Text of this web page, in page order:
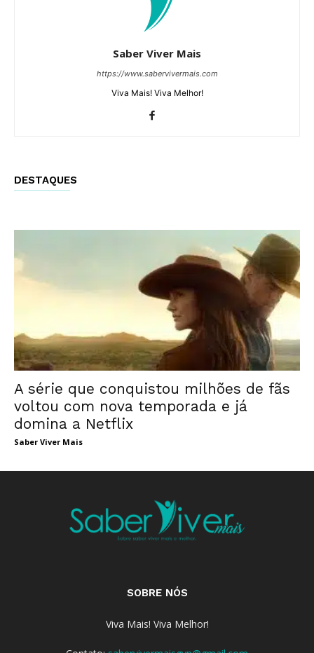
Saber Viver Mais
https://www.sabervivermais.com
Viva Mais! Viva Melhor!
DESTAQUES
A série que conquistou milhões de fãs
voltou com nova temporada e já
domina a Netflix
Saber Viver Mais
SOBRE NÓS
Viva Mais! Viva Melhor!